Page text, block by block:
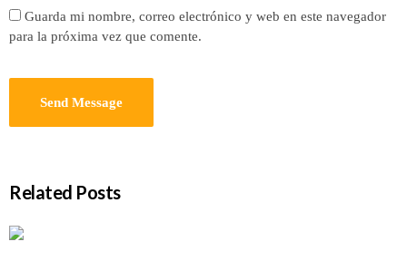
Guarda mi nombre, correo electrónico y web en este navegador
para la próxima vez que comente.
Related Posts